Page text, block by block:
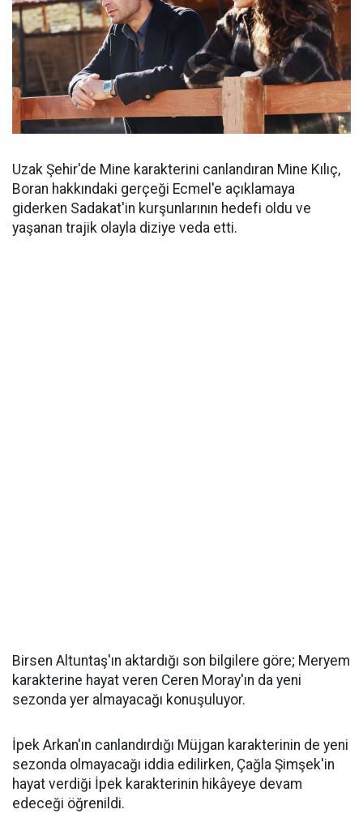
Uzak Şehir'de Mine karakterini canlandıran Mine Kılıç,
Boran hakkındaki gerçeği Ecmel'e açıklamaya
giderken Sadakat'in kurşunlarının hedefi oldu ve
yaşanan trajik olayla diziye veda etti.
Birsen Altuntaş'ın aktardığı son bilgilere göre; Meryem
karakterine hayat veren Ceren Moray'ın da yeni
sezonda yer almayacağı konuşuluyor.
İpek Arkan'ın canlandırdığı Müjgan karakterinin de yeni
sezonda olmayacağı iddia edilirken, Çağla Şimşek'in
hayat verdiği İpek karakterinin hikâyeye devam
edeceği öğrenildi.